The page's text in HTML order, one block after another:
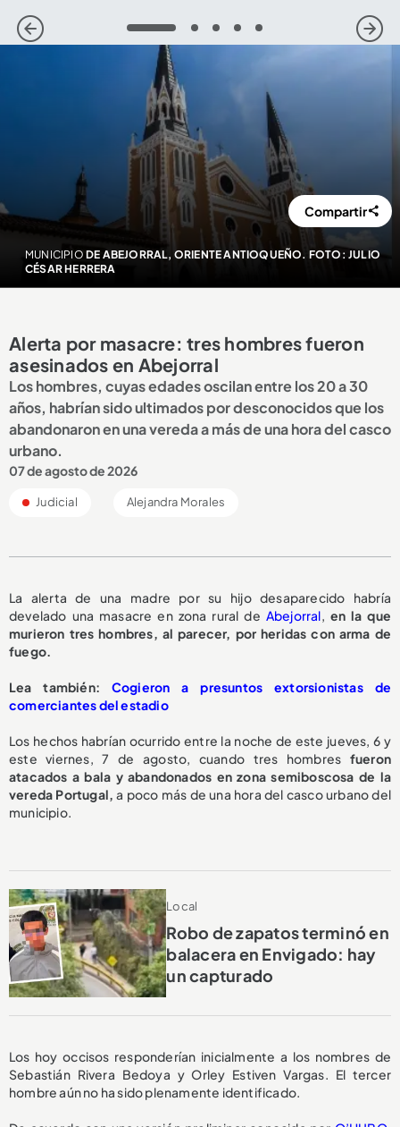
1 2 3 4 5
MUNICIPIO DE ABEJORRAL, ORIENTE ANTIOQUEÑO. FOTO: JULIO
CÉSAR HERRERA
Compartir
Alerta por masacre: tres hombres fueron
asesinados en Abejorral
Los hombres, cuyas edades oscilan entre los 20 a 30
años, habrían sido ultimados por desconocidos que los
abandonaron en una vereda a más de una hora del casco
urbano.
07 de agosto de 2026
Judicial Alejandra Morales
La alerta de una madre por su hijo desaparecido habría
develado una masacre en zona rural de Abejorral, en la que
murieron tres hombres, al parecer, por heridas con arma de
fuego.
Lea también: Cogieron a presuntos extorsionistas de
comerciantes del estadio
Los hechos habrían ocurrido entre la noche de este jueves, 6 y
este viernes, 7 de agosto, cuando tres hombres fueron
atacados a bala y abandonados en zona semiboscosa de la
vereda Portugal, a poco más de una hora del casco urbano del
municipio.
Local
Robo de zapatos terminó en
balacera en Envigado: hay
un capturado
Los hoy occisos responderían inicialmente a los nombres de
Sebastián Rivera Bedoya y Orley Estiven Vargas. El tercer
hombre aún no ha sido plenamente identificado.